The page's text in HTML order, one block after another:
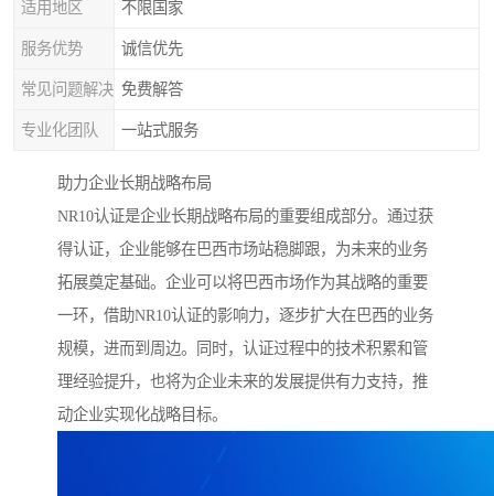
适用地区 不限国家
服务优势 诚信优先
常见问题解决 免费解答
专业化团队 一站式服务
助力企业长期战略布局
NR10认证是企业长期战略布局的重要组成部分。通过获
得认证，企业能够在巴西市场站稳脚跟，为未来的业务
拓展奠定基础。企业可以将巴西市场作为其战略的重要
一环，借助NR10认证的影响力，逐步扩大在巴西的业务
规模，进而到周边。同时，认证过程中的技术积累和管
理经验提升，也将为企业未来的发展提供有力支持，推
动企业实现化战略目标。